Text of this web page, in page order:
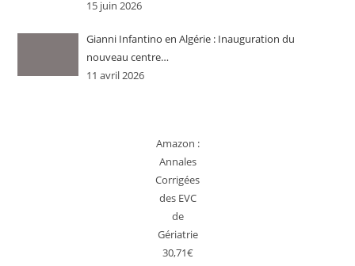
15 juin 2026
Gianni Infantino en Algérie : Inauguration du
nouveau centre…
11 avril 2026
Amazon :
Annales
Corrigées
des EVC
de
Gériatrie
30,71€